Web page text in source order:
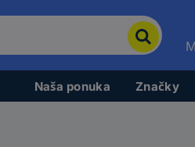
Naša ponuka Značky